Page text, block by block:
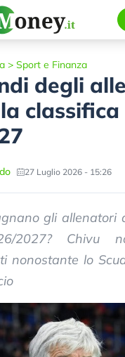
> Sport e Finanza
degli
classifica
27 Luglio 2026 - 15:26
gli allenatori
2027? Chivu
nonostante lo